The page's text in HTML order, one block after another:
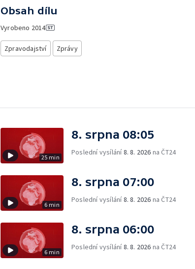
Obsah dílu
Vyrobeno 2014
Zpravodajství Zprávy
25 min
8. srpna 08:05
Poslední vysílání8. 8. 2026 na ČT24
6 min
8. srpna 07:00
Poslední vysílání8. 8. 2026 na ČT24
6 min
8. srpna 06:00
Poslední vysílání8. 8. 2026 na ČT24